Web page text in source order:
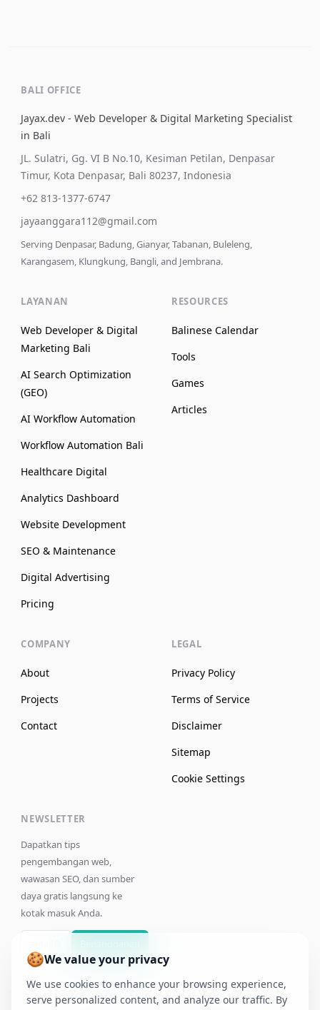
BALI OFFICE
Jayax.dev - Web Developer & Digital Marketing Specialist
in Bali
JL. Sulatri, Gg. VI B No.10, Kesiman Petilan, Denpasar
Timur, Kota Denpasar, Bali 80237, Indonesia
+62 813-1377-6747
jayaanggara112@gmail.com
Serving Denpasar, Badung, Gianyar, Tabanan, Buleleng,
Karangasem, Klungkung, Bangli, and Jembrana.
LAYANAN
Web Developer & Digital
Marketing Bali
AI Search Optimization
(GEO)
AI Workflow Automation
Workflow Automation Bali
Healthcare Digital
Analytics Dashboard
Website Development
SEO & Maintenance
Digital Advertising
Pricing
RESOURCES
Balinese Calendar
Tools
Games
Articles
COMPANY
About
Projects
Contact
LEGAL
Privacy Policy
Terms of Service
Disclaimer
Sitemap
Cookie Settings
NEWSLETTER
Dapatkan tips
pengembangan web,
wawasan SEO, dan sumber
daya gratis langsung ke
kotak masuk Anda.
🍪We value your privacy
We use cookies to enhance your browsing experience,
serve personalized content, and analyze our traffic. By